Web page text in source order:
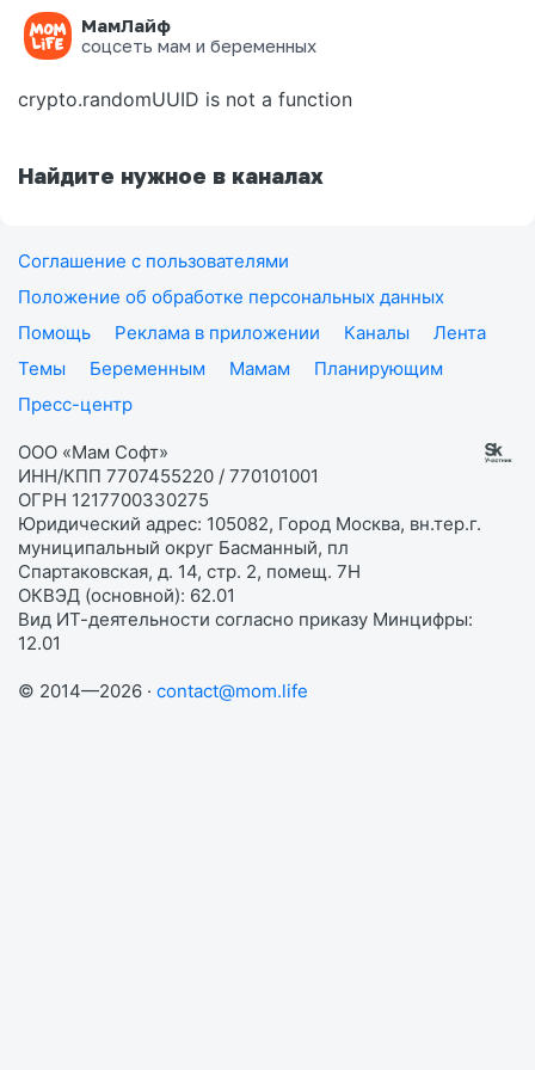
МамЛайф
соцсеть мам и беременных
Ошибка на странице
crypto.randomUUID is not a function
Найдите нужное в каналах
Соглашение с пользователями
Положение об обработке персональных данных
Помощь
Реклама в приложении Каналы
Лента
Темы
Беременным Мамам
Планирующим
Пресс-центр
ООО «Мам Софт»
ИНН/КПП 7707455220 / 770101001
ОГРН 1217700330275
Юридический адрес: 105082, Город Москва, вн.тер.г.
муниципальный округ Басманный, пл
Спартаковская, д. 14, стр. 2, помещ. 7Н
ОКВЭД (основной): 62.01
Вид ИТ-деятельности согласно приказу Минцифры:
12.01
© 2014—2026 · contact@mom.life